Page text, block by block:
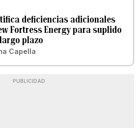
deficiencias adicionales
Fortress Energy para suplido
plazo
Capella
PUBLICIDAD